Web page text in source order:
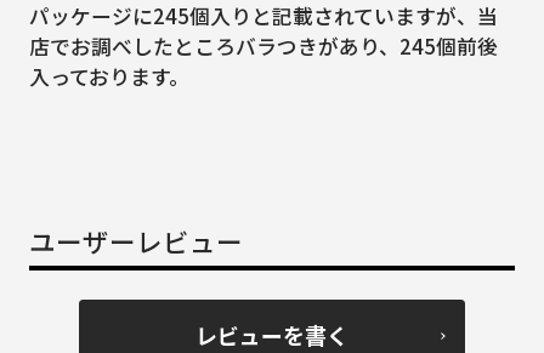
パッケージに245個入りと記載されていますが、当
店でお調べしたところバラつきがあり、245個前後
入っております。
ユーザーレビュー
レビューを書く